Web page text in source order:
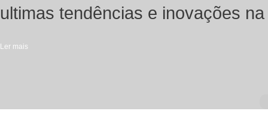
ultimas tendências e inovações
Ler mais